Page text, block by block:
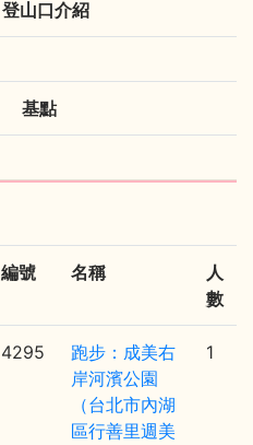
登山口介紹
基點
編號 名稱
人
數
4295
跑步：成美右
岸河濱公園
（台北市內湖
區行善里週美
1